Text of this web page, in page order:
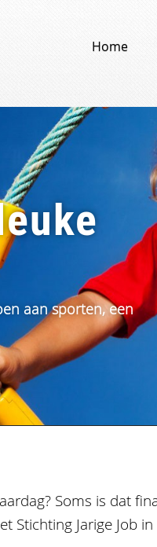
Home
aan sporten, een
Soms is dat
Stichting Jarige Job